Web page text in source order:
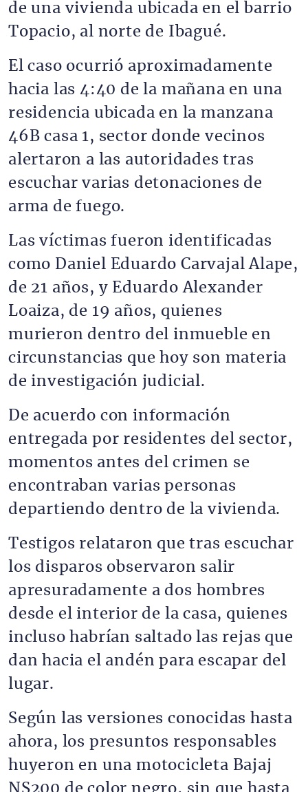
de una vivienda ubicada en el barrio
Topacio, al norte de Ibagué.
El caso ocurrió aproximadamente
hacia las 4:40 de la mañana en una
residencia ubicada en la manzana
46B casa 1, sector donde vecinos
alertaron a las autoridades tras
escuchar varias detonaciones de
arma de fuego.
Las víctimas fueron identificadas
como Daniel Eduardo Carvajal Alape,
de 21 años, y Eduardo Alexander
Loaiza, de 19 años, quienes
murieron dentro del inmueble en
circunstancias que hoy son materia
de investigación judicial.
De acuerdo con información
entregada por residentes del sector,
momentos antes del crimen se
encontraban varias personas
departiendo dentro de la vivienda.
Testigos relataron que tras escuchar
los disparos observaron salir
apresuradamente a dos hombres
desde el interior de la casa, quienes
incluso habrían saltado las rejas que
dan hacia el andén para escapar del
lugar.
Según las versiones conocidas hasta
ahora, los presuntos responsables
huyeron en una motocicleta Bajaj
NS200 de color negro, sin que hasta